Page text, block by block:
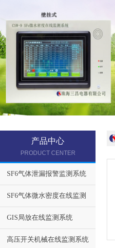
产品中心
PRODUCT CENTER
SF6气体泄漏报警监测系统
SF6气体微水密度在线监测
GIS局放在线监测系统
高压开关机械在线监测系统